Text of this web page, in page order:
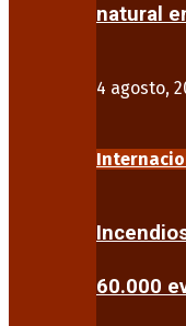
natural
4 agosto,
60.000